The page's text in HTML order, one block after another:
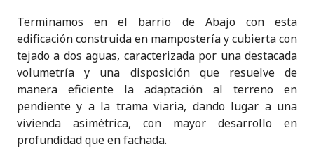
Terminamos en el barrio de Abajo con esta
edificación construida en mampostería y cubierta con
tejado a dos aguas, caracterizada por una destacada
volumetría y una disposición que resuelve de
manera eficiente la adaptación al terreno en
pendiente y a la trama viaria, dando lugar a una
vivienda asimétrica, con mayor desarrollo en
profundidad que en fachada.